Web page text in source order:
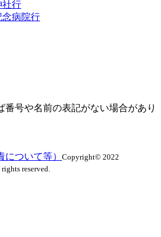
社行
念病院行
号や名前の表記がない場合があり
ついて等） Copyright© 2022
reserved.